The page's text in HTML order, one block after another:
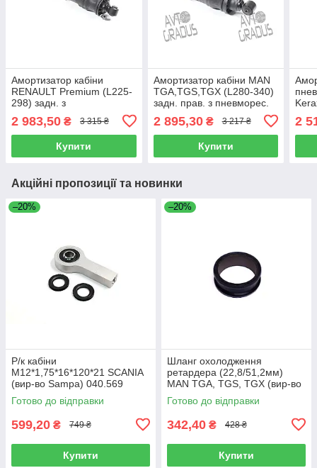
Амортизатор кабіни
RENAULT Premium (L225-
298) задн. з
пневморесорою (вир-во
Sampa) 080.269-01
2 983,50 ₴ 3 315 ₴
Купити
Амортизатор кабіни MAN
TGA,TGS,TGX (L280-340)
задн. прав. з пневморес.
(вир-во Connect) CA 11057
2 895,30₴ 3 217 ₴
Купити
2
Акційні пропозиції та новинки
–20%
Р/к кабіни
M12*1,75*16*120*21 SCANIA
(вир-во Sampa) 040.569
Готово до відправки
599,20 ₴ 749 ₴
Купити
–20%
Шланг охолодження
ретардера (22,8/51,2мм)
MAN TGA, TGS, TGX (вир-во
Sampa) 023.258
Готово до відправки
342,40 ₴ 428 ₴
Купити